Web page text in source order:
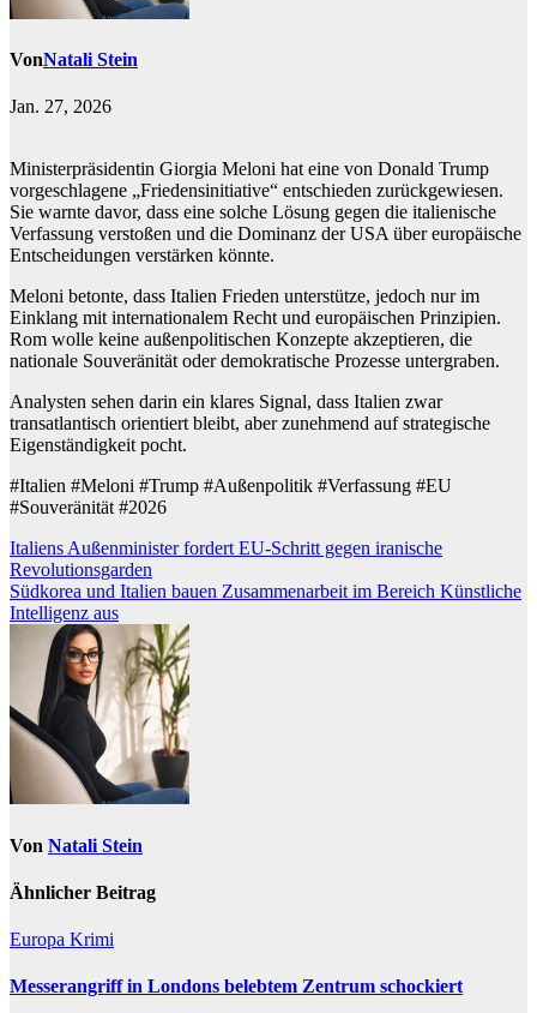
VonNatali Stein
Jan. 27, 2026
Ministerpräsidentin Giorgia Meloni hat eine von Donald Trump
vorgeschlagene „Friedensinitiative“ entschieden zurückgewiesen.
Sie warnte davor, dass eine solche Lösung gegen die italienische
Verfassung verstoßen und die Dominanz der USA über europäische
Entscheidungen verstärken könnte.
Meloni betonte, dass Italien Frieden unterstütze, jedoch nur im
Einklang mit internationalem Recht und europäischen Prinzipien.
Rom wolle keine außenpolitischen Konzepte akzeptieren, die
nationale Souveränität oder demokratische Prozesse untergraben.
Analysten sehen darin ein klares Signal, dass Italien zwar
transatlantisch orientiert bleibt, aber zunehmend auf strategische
Eigenständigkeit pocht.
#Italien #Meloni #Trump #Außenpolitik #Verfassung #EU
#Souveränität #2026
Beitragsnavigation
Italiens Außenminister fordert EU-Schritt gegen iranische
Revolutionsgarden
Südkorea und Italien bauen Zusammenarbeit im Bereich Künstliche
Intelligenz aus
Von Natali Stein
Ähnlicher Beitrag
Europa Krimi
Messerangriff in Londons belebtem Zentrum schockiert